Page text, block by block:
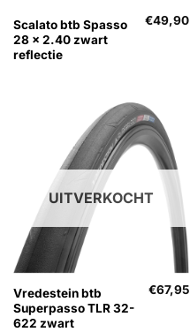
Scalato btb Spasso
28 x 2.40 zwart
reflectie
€49,90
UITVERKOCHT
Vredestein btb
Superpasso TLR 32-
622 zwart
€67,95